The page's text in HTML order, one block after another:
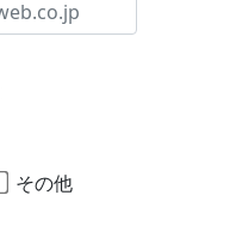
その他